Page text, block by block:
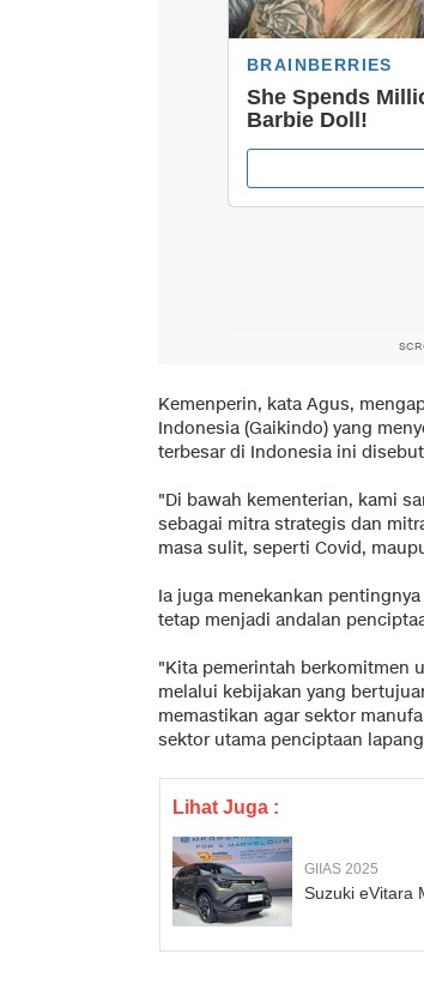
Kemenperin, kata Agus,
Indonesia (Gaikindo) yang
terbesar di Indonesia ini
"Di bawah kementerian, kami
sebagai mitra strategis dan
masa sulit, seperti Covid,
Ia juga menekankan
tetap menjadi andalan
"Kita pemerintah berkomitmen
melalui kebijakan yang
memastikan agar sektor
sektor utama penciptaan
Lihat Juga :
GIIAS 2025
Suzuki eVitara